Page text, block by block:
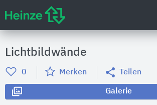
Lichtbildwände
0 Merken Teilen
Galerie